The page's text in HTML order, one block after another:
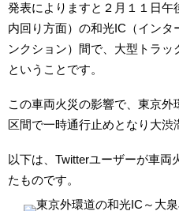
発表によりますと２月１１日午
内回り方面）の和光IC（イン
ンクション）間で、大型トラ
ということです。
この車両火災の影響で、東京
区間で一時通行止めとなり大渋
以下は、Twitterユーザーが車両
たものです。